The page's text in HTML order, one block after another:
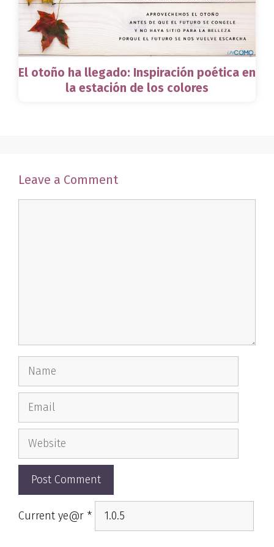
El otoño ha llegado: Inspiración poética en
la estación de los colores
Leave a Comment
Name
Email
Website
Current ye@r *